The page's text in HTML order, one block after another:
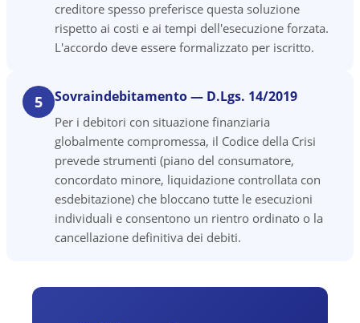
creditore spesso preferisce questa soluzione
rispetto ai costi e ai tempi dell'esecuzione forzata.
L'accordo deve essere formalizzato per iscritto.
5 Sovraindebitamento — D.Lgs. 14/2019
Per i debitori con situazione finanziaria
globalmente compromessa, il Codice della Crisi
prevede strumenti (piano del consumatore,
concordato minore, liquidazione controllata con
esdebitazione) che bloccano tutte le esecuzioni
individuali e consentono un rientro ordinato o la
cancellazione definitiva dei debiti.